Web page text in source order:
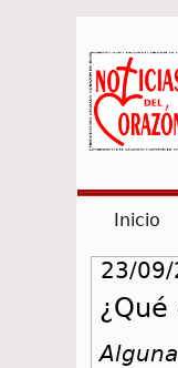
Inicio
23/09/